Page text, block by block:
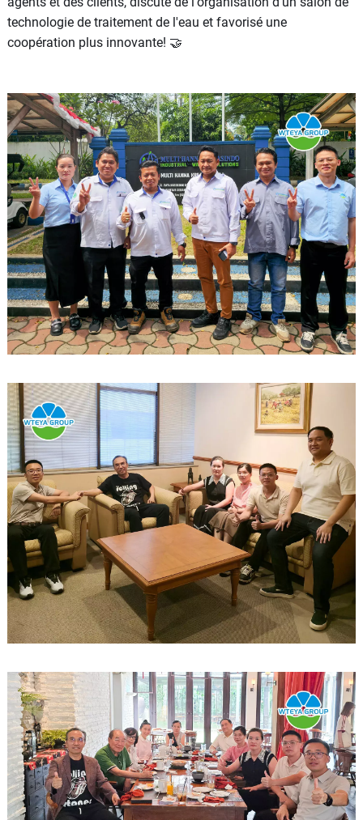
technologie de traitement de l'eau et favorisé une
coopération plus innovante! 🤝